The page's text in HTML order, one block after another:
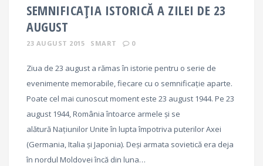
SEMNIFICAȚIA ISTORICĂ A ZILEI DE 23
AUGUST
23 AUGUST 2015 SMART 0
Ziua de 23 august a rămas în istorie pentru o serie de
evenimente memorabile, fiecare cu o semnificație aparte.
Poate cel mai cunoscut moment este 23 august 1944. Pe 23
august 1944, România întoarce armele şi se
alătură Naţiunilor Unite în lupta împotriva puterilor Axei
(Germania, Italia și Japonia). Deși armata sovietică era deja
în nordul Moldovei încă din luna…